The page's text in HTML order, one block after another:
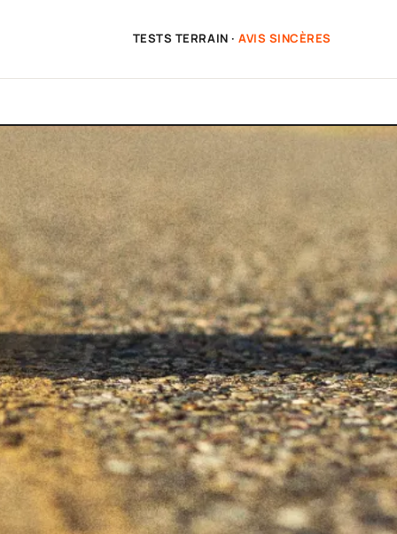
TESTS TERRAIN ·AVIS SINCÈRES